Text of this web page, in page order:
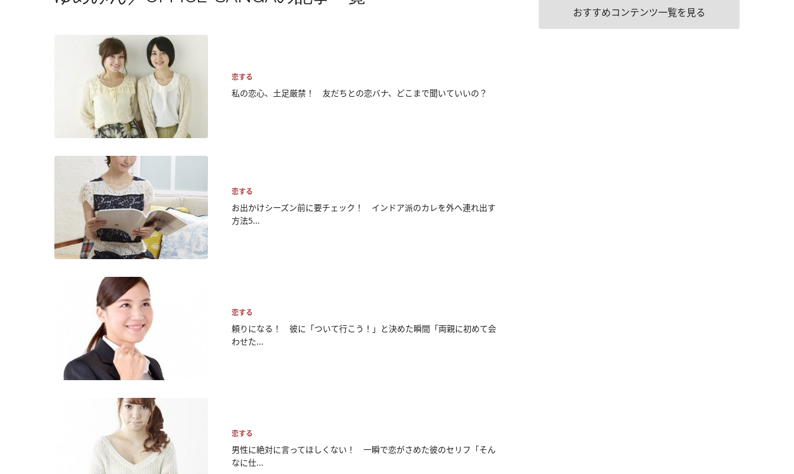
恋する
私の恋心、土足厳禁！ 友だちとの恋バナ、どこまで聞いていいの？
恋する
お出かけシーズン前に要チェック！ インドア派のカレを外へ連れ出す
方法5...
恋する
頼りになる！ 彼に「ついて行こう！」と決めた瞬間「両親に初めて会
わせた...
恋する
男性に絶対に言ってほしくない！ 一瞬で恋がさめた彼のセリフ「そん
なに仕...
おすすめコンテンツ一覧を見る